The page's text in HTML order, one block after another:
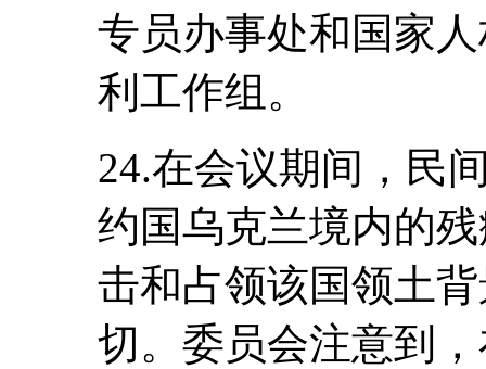
专员办事处和国家
利工作组。
24.在会议期间，民
约国乌克兰境内的
击和占领该国领土
切。委员会注意到